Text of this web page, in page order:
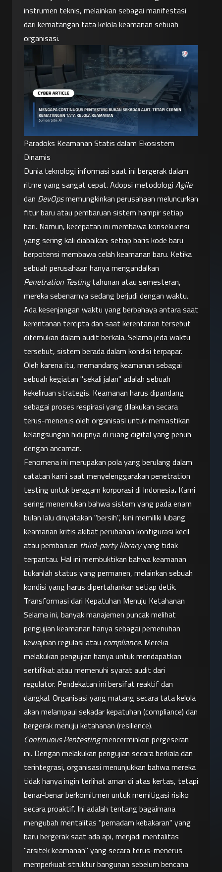
instrumen teknis, melainkan sebagai manifestasi
dari kematangan tata kelola keamanan sebuah
organisasi.
Paradoks Keamanan Statis dalam Ekosistem
Dinamis
Dunia teknologi informasi saat ini bergerak dalam
ritme yang sangat cepat. Adopsi metodologi Agile
dan DevOps memungkinkan perusahaan meluncurkan
fitur baru atau pembaruan sistem hampir setiap
hari. Namun, kecepatan ini membawa konsekuensi
yang sering kali diabaikan: setiap baris kode baru
berpotensi membawa celah keamanan baru. Ketika
Penetration Testing tahunan atau semesteran,
mereka sebenarnya sedang berjudi dengan waktu.
Ada kesenjangan waktu yang berbahaya antara saat
kerentanan tercipta dan saat kerentanan tersebut
ditemukan dalam audit berkala. Selama jeda waktu
tersebut, sistem berada dalam kondisi terpapar.
Oleh karena itu, memandang keamanan sebagai
sebuah kegiatan "sekali jalan" adalah sebuah
kekeliruan strategis. Keamanan harus dipandang
sebagai proses respirasi yang dilakukan secara
terus-menerus oleh organisasi untuk memastikan
kelangsungan hidupnya di ruang digital yang penuh
dengan ancaman.
Fenomena ini merupakan pola yang berulang dalam
catatan kami saat menyelenggarakan penetration
testing untuk beragam korporasi di Indonesia. Kami
sering menemukan bahwa sistem yang pada enam
bulan lalu dinyatakan "bersih", kini memiliki lubang
keamanan kritis akibat perubahan konfigurasi kecil
atau pembaruan third-party library yang tidak
terpantau. Hal ini membuktikan bahwa keamanan
bukanlah status yang permanen, melainkan sebuah
kondisi yang harus dipertahankan setiap detik.
Transformasi dari Kepatuhan Menuju Ketahanan
Selama ini, banyak manajemen puncak melihat
pengujian keamanan hanya sebagai pemenuhan
kewajiban regulasi atau compliance. Mereka
melakukan pengujian hanya untuk mendapatkan
sertifikat atau memenuhi syarat audit dari
regulator. Pendekatan ini bersifat reaktif dan
dangkal. Organisasi yang matang secara tata kelola
akan melampaui sekadar kepatuhan (compliance) dan
bergerak menuju ketahanan (resilience).
Continuous Pentesting mencerminkan pergeseran
ini. Dengan melakukan pengujian secara berkala dan
terintegrasi, organisasi menunjukkan bahwa mereka
tidak hanya ingin terlihat aman di atas kertas, tetapi
benar-benar berkomitmen untuk memitigasi risiko
secara proaktif. Ini adalah tentang bagaimana
mengubah mentalitas "pemadam kebakaran" yang
baru bergerak saat ada api, menjadi mentalitas
"arsitek keamanan" yang secara terus-menerus
memperkuat struktur bangunan sebelum bencana